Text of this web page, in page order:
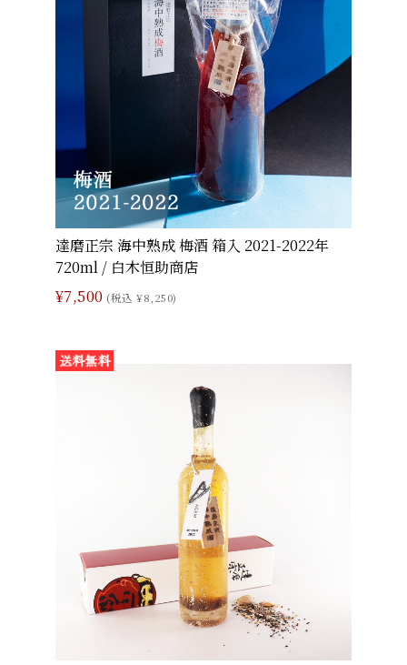
達磨正宗 海中熟成 梅酒 箱入 2021-2022年
720ml / 白木恒助商店
¥7,500 (税込 ¥8,250)